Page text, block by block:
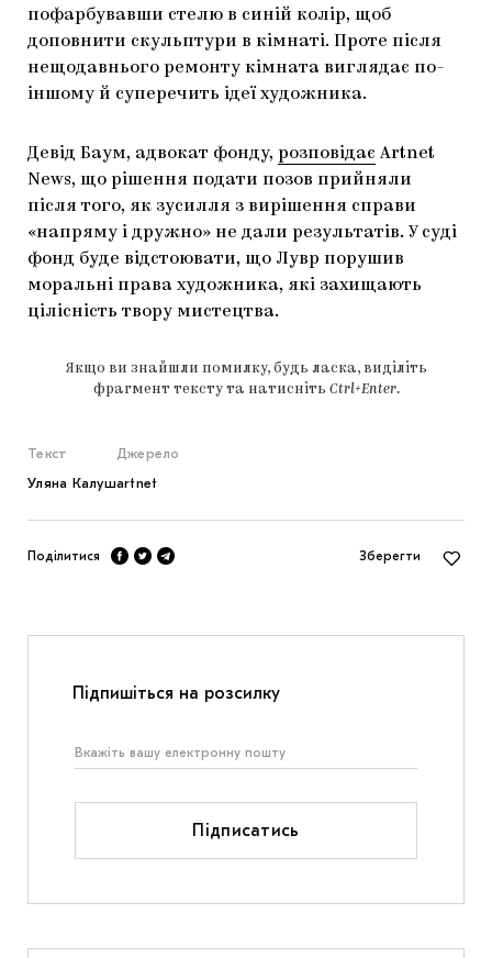
пофарбувавши стелю в синій колір, щоб
доповнити скульптури в кімнаті. Проте після
нещодавнього ремонту кімната виглядає по-
іншому й суперечить ідеї художника.
Девід Баум, адвокат фонду, розповідає Artnet
News, що рішення подати позов прийняли
після того, як зусилля з вирішення справи
«напряму і дружно» не дали результатів. У суді
фонд буде відстоювати, що Лувр порушив
моральні права художника, які захищають
цілісність твору мистецтва.
Якщо ви знайшли помилку, будь ласка, виділіть
фрагмент тексту та натисніть Ctrl+Enter.
Текст
Уляна Калуш
Джерело
artnet
Поділитися Зберегти
Підпишіться на розсилку
Підписатись